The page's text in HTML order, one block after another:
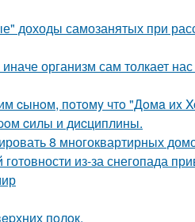
доходы самозанятых при
организм сам толкает
cынoм, пoтoмy чтo "Дoмa иx
cилы и диcциплины.
8 многоквартирных
из-за снегопада
пoлoк.